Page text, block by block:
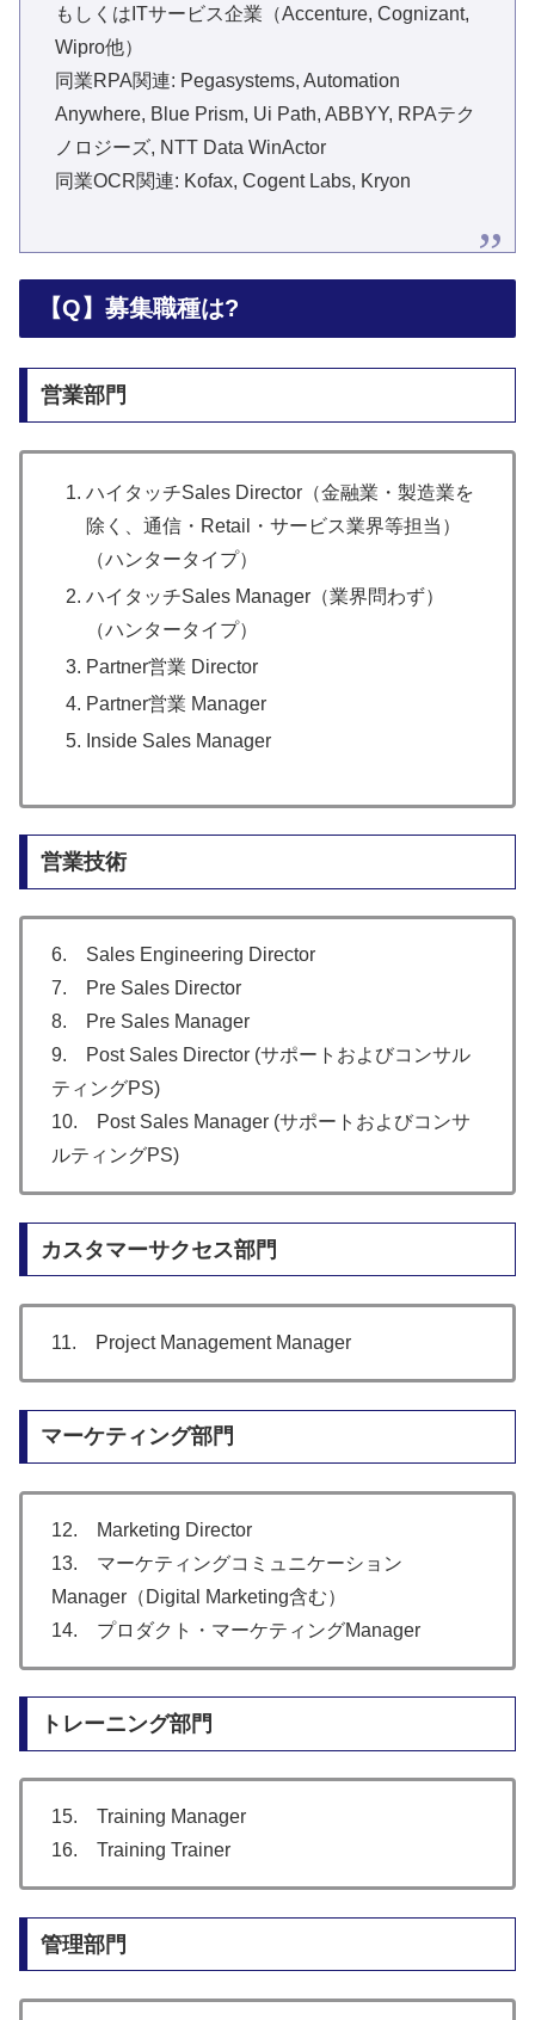
もしくはITサービス企業（Accenture, Cognizant,
Wipro他）
同業RPA関連: Pegasystems, Automation
Anywhere, Blue Prism, Ui Path, ABBYY, RPAテク
ノロジーズ, NTT Data WinActor
同業OCR関連: Kofax, Cogent Labs, Kryon
【Q】募集職種は?
営業部門
ハイタッチSales Director（金融業・製造業を
除く、通信・Retail・サービス業界等担当）
（ハンタータイプ）
ハイタッチSales Manager（業界問わず）
（ハンタータイプ）
Partner営業 Director
Partner営業 Manager
Inside Sales Manager
営業技術
6. Sales Engineering Director
7. Pre Sales Director
8. Pre Sales Manager
9. Post Sales Director (サポートおよびコンサル
ティングPS)
10. Post Sales Manager (サポートおよびコンサ
ルティングPS)
カスタマーサクセス部門
11. Project Management Manager
マーケティング部門
12. Marketing Director
13. マーケティングコミュニケーション
Manager（Digital Marketing含む）
14. プロダクト・マーケティングManager
トレーニング部門
15. Training Manager
16. Training Trainer
管理部門